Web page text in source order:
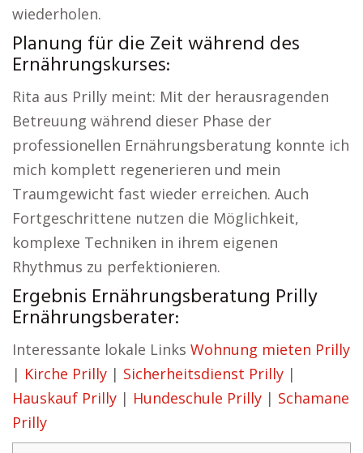
wiederholen.
Planung für die Zeit während des
Ernährungskurses:
Rita aus Prilly meint: Mit der herausragenden
Betreuung während dieser Phase der
professionellen Ernährungsberatung konnte ich
mich komplett regenerieren und mein
Traumgewicht fast wieder erreichen. Auch
Fortgeschrittene nutzen die Möglichkeit,
komplexe Techniken in ihrem eigenen
Rhythmus zu perfektionieren.
Ergebnis Ernährungsberatung Prilly
Ernährungsberater:
Interessante lokale Links Wohnung mieten Prilly
| Kirche Prilly | Sicherheitsdienst Prilly |
Hauskauf Prilly | Hundeschule Prilly | Schamane
Prilly